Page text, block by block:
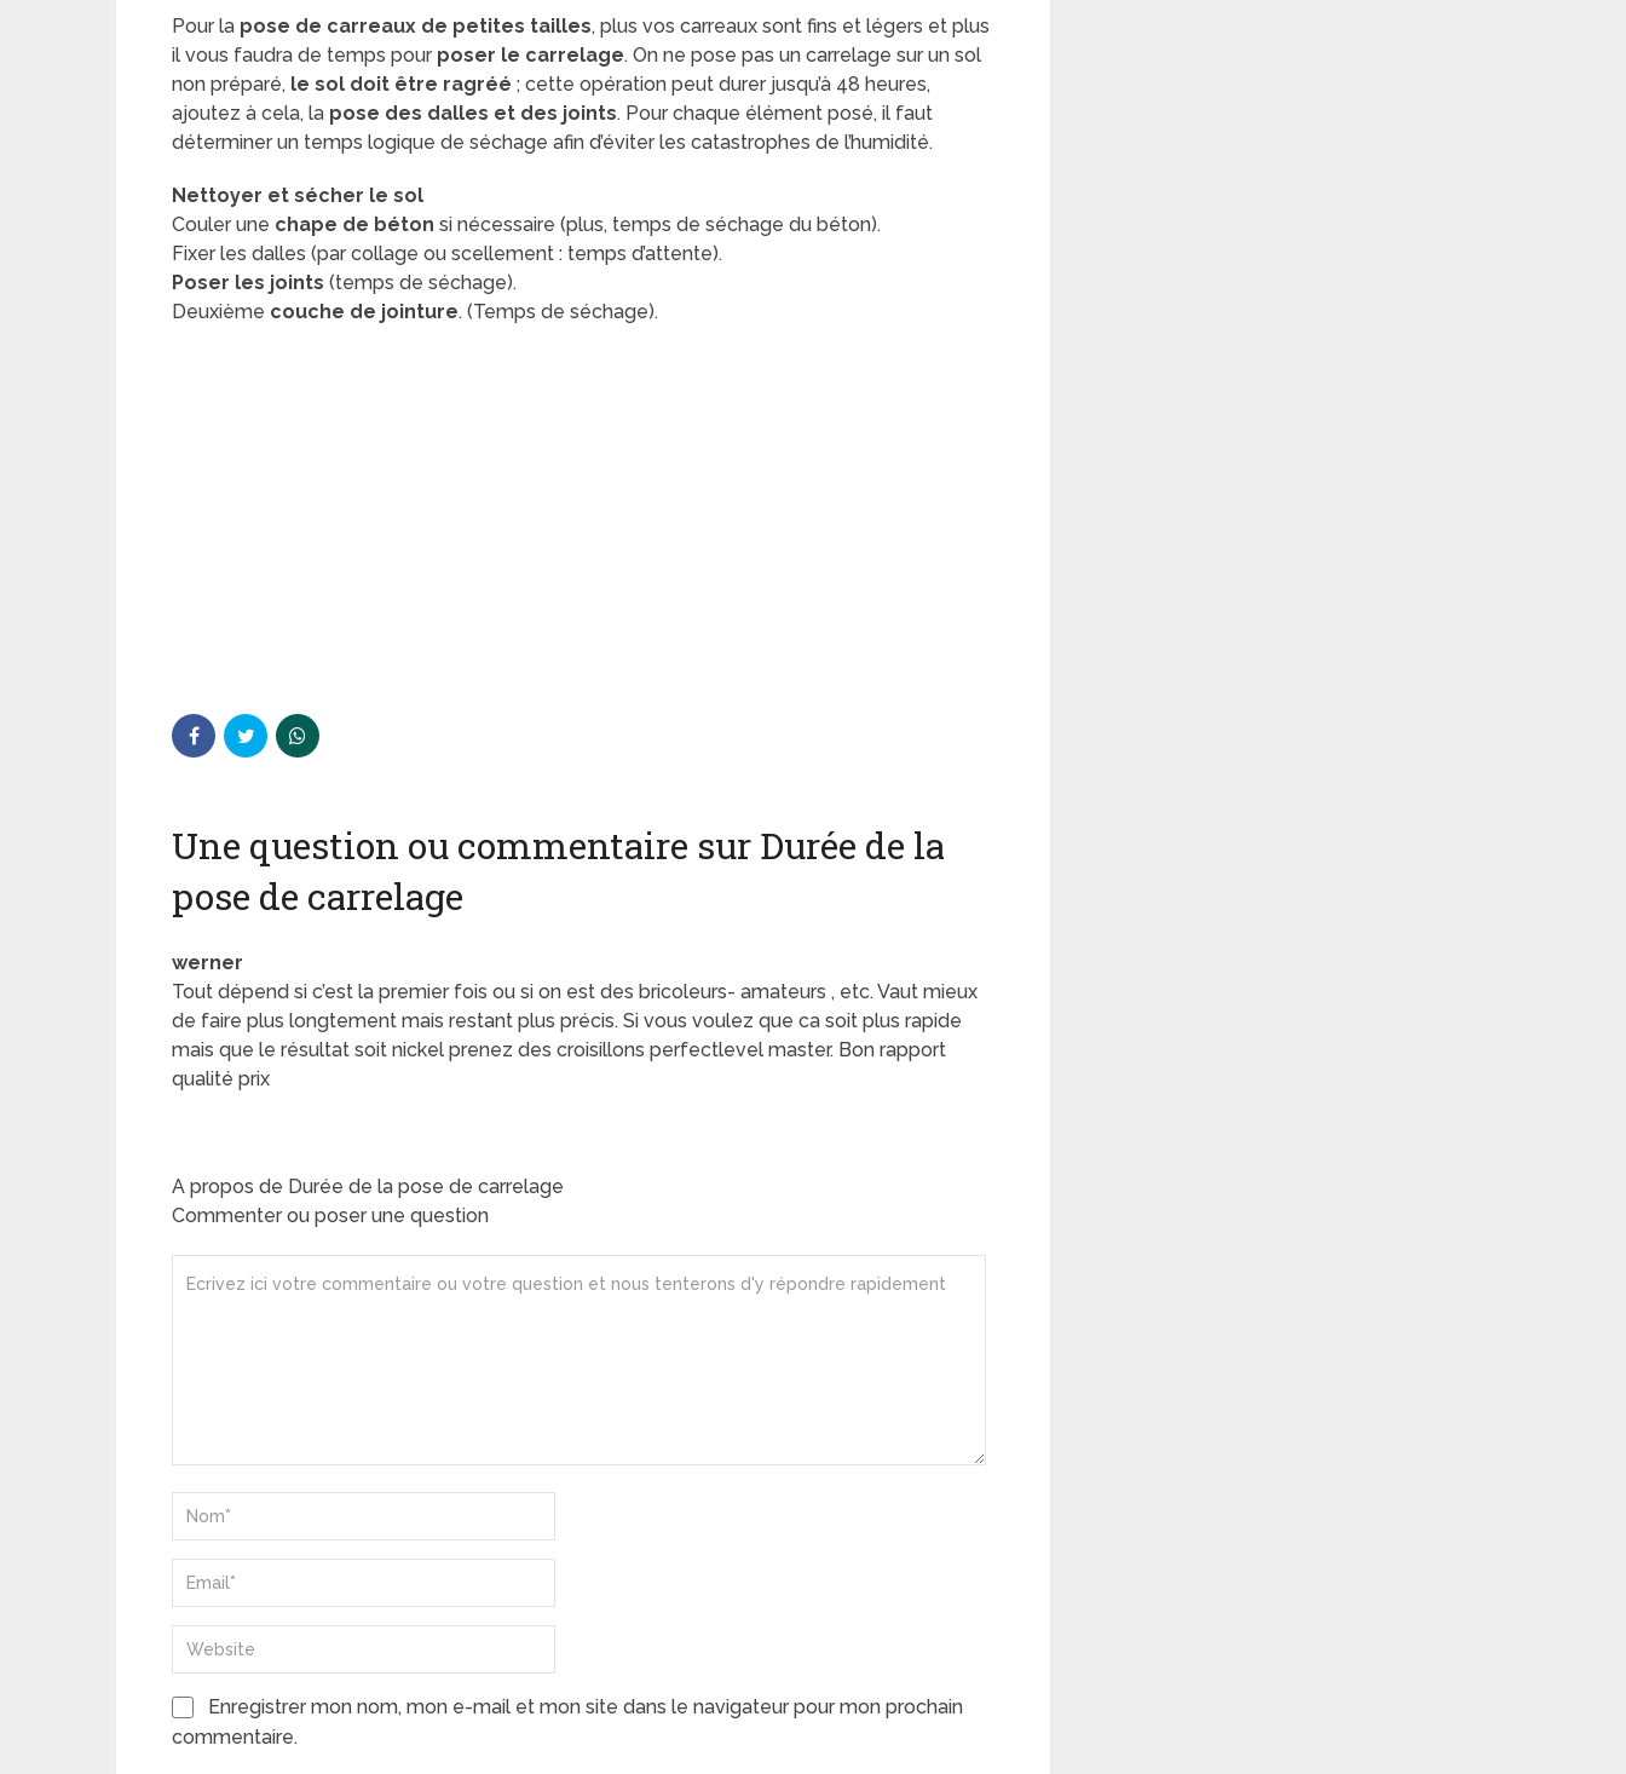
Pour la pose de carreaux de petites tailles, plus vos carreaux sont fins et légers et plus
il vous faudra de temps pour poser le carrelage. On ne pose pas un carrelage sur un sol
non préparé, le sol doit être ragréé ; cette opération peut durer jusqu’à 48 heures,
ajoutez à cela, la pose des dalles et des joints. Pour chaque élément posé, il faut
déterminer un temps logique de séchage afin d’éviter les catastrophes de l’humidité.
Nettoyer et sécher le sol
Couler une chape de béton si nécessaire (plus, temps de séchage du béton).
Fixer les dalles (par collage ou scellement : temps d’attente).
Poser les joints (temps de séchage).
Deuxième couche de jointure. (Temps de séchage).
Une question ou commentaire sur Durée de la
pose de carrelage
werner
Tout dépend si c’est la premier fois ou si on est des bricoleurs- amateurs , etc. Vaut mieux
de faire plus longtement mais restant plus précis. Si vous voulez que ca soit plus rapide
mais que le résultat soit nickel prenez des croisillons perfectlevel master. Bon rapport
qualité prix
A propos de Durée de la pose de carrelage
Commenter ou poser une question
Enregistrer mon nom, mon e-mail et mon site dans le navigateur pour mon prochain
commentaire.